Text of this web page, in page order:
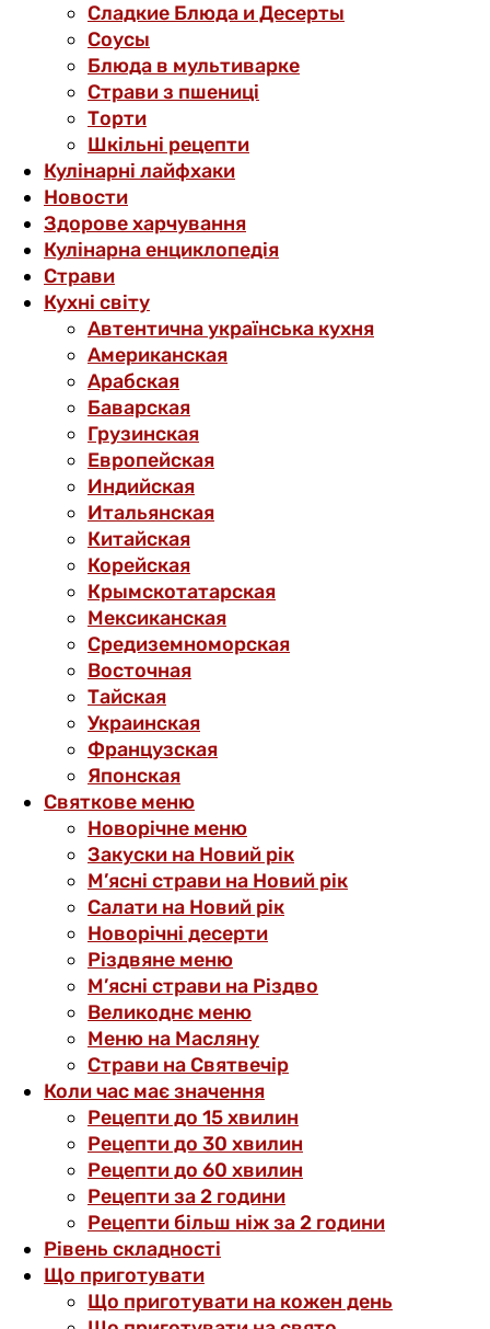
Сладкие Блюда и Десерты
Соусы
Блюда в мультиварке
Страви з пшениці
Торти
Шкільні рецепти
Кулінарні лайфхаки
Новости
Здорове харчування
Кулінарна енциклопедія
Страви
Кухні світу
Автентична українська кухня
Американская
Арабская
Баварская
Грузинская
Европейская
Индийская
Итальянская
Китайская
Корейская
Крымскотатарская
Мексиканская
Средиземноморская
Восточная
Тайская
Украинская
Французская
Японская
Святкове меню
Новорічне меню
Закуски на Новий рік
М’ясні страви на Новий рік
Салати на Новий рік
Новорічні десерти
Різдвяне меню
М’ясні страви на Різдво
Великоднє меню
Меню на Масляну
Страви на Святвечір
Коли час має значення
Рецепти до 15 хвилин
Рецепти до 30 хвилин
Рецепти до 60 хвилин
Рецепти за 2 години
Рецепти більш ніж за 2 години
Рівень складності
Що приготувати
Що приготувати на кожен день